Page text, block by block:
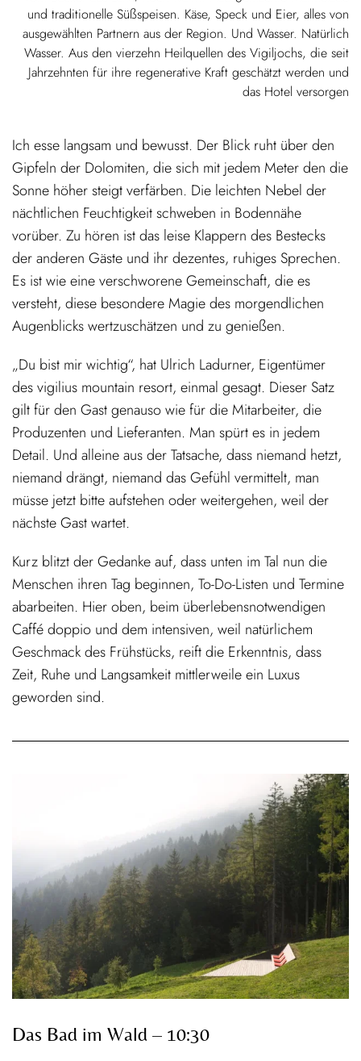
und traditionelle Süßspeisen. Käse, Speck und Eier, alles von
ausgewählten Partnern aus der Region. Und Wasser. Natürlich
Wasser. Aus den vierzehn Heilquellen des Vigiljochs, die seit
Jahrzehnten für ihre regenerative Kraft geschätzt werden und
das Hotel versorgen
Ich esse langsam und bewusst. Der Blick ruht über den
Gipfeln der Dolomiten, die sich mit jedem Meter den die
Sonne höher steigt verfärben. Die leichten Nebel der
nächtlichen Feuchtigkeit schweben in Bodennähe
vorüber. Zu hören ist das leise Klappern des Bestecks
der anderen Gäste und ihr dezentes, ruhiges Sprechen.
Es ist wie eine verschworene Gemeinschaft, die es
versteht, diese besondere Magie des morgendlichen
Augenblicks wertzuschätzen und zu genießen.
„Du bist mir wichtig“, hat Ulrich Ladurner, Eigentümer
des vigilius mountain resort, einmal gesagt. Dieser Satz
gilt für den Gast genauso wie für die Mitarbeiter, die
Produzenten und Lieferanten. Man spürt es in jedem
Detail. Und alleine aus der Tatsache, dass niemand hetzt,
niemand drängt, niemand das Gefühl vermittelt, man
müsse jetzt bitte aufstehen oder weitergehen, weil der
nächste Gast wartet.
Kurz blitzt der Gedanke auf, dass unten im Tal nun die
Menschen ihren Tag beginnen, To-Do-Listen und Termine
abarbeiten. Hier oben, beim überlebensnotwendigen
Caffé doppio und dem intensiven, weil natürlichem
Geschmack des Frühstücks, reift die Erkenntnis, dass
Zeit, Ruhe und Langsamkeit mittlerweile ein Luxus
geworden sind.
Das Bad im Wald – 10:30